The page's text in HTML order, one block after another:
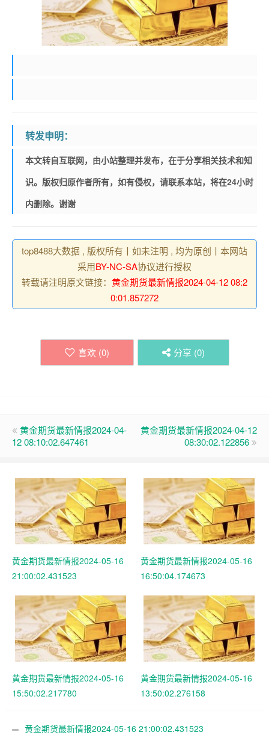
转发申明：
本文转自互联网，由小站整理并发布，在于分享相关技术和知
识。版权归原作者所有，如有侵权，请联系本站，将在24小时
内删除。谢谢
top8488大数据 , 版权所有丨如未注明 , 均为原创丨本网站
采用BY-NC-SA协议进行授权
转载请注明原文链接： 黄金期货最新情报2024-04-12 08:2
0:01.857272
喜欢 (0) 分享 (0)
黄金期货最新情报2024-04-
12 08:10:02.647461
黄金期货最新情报2024-04-12
08:30:02.122856
黄金期货最新情报2024-05-16
21:00:02.431523
黄金期货最新情报2024-05-16
16:50:04.174673
黄金期货最新情报2024-05-16
15:50:02.217780
黄金期货最新情报2024-05-16
13:50:02.276158
黄金期货最新情报2024-05-16 21:00:02.431523